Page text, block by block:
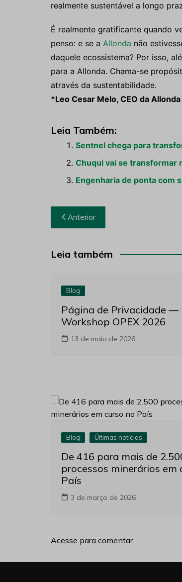
realmente sustentável a longo
É realmente gratificante quando
penso: e se a Allonda não
daquele ecossistema? Por isso,
para a Allonda. Chama-se
através da sustentabilidade.
*Leo Cesar Melo, CEO da Allonda
Leia Também:
Sentnel chega para
Chuqui vai se transformar
Engenharia de ponta com
Navegação
de
Post
Anterior
Leia também
Blog
Página de Privacidade —
Workshop OPEX 2026
13 de maio de 2026
Blog Últimas notícias
De 416 para mais de
processos minerários em
País
3 de março de 2026
Acesse para comentar.